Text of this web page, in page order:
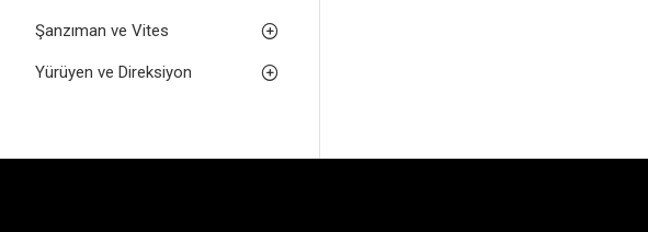
Şanzıman ve Vites
Yürüyen ve Direksiyon